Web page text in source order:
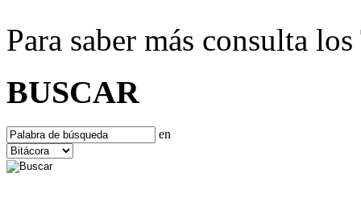
Para saber más consulta
BUSCAR
en